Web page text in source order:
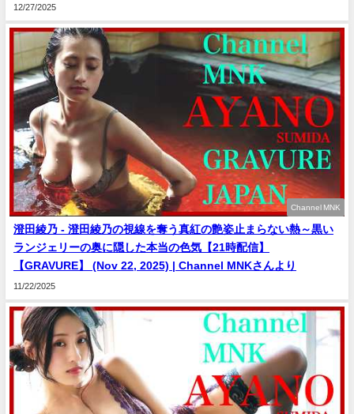
12/27/2025
Channel MNK
澄田綾乃 - 澄田綾乃の視線を奪う真紅の艶姿止まらない熱～黒い
ランジェリーの奥に隠した本当の色気【21時配信】
【GRAVURE】 (Nov 22, 2025) | Channel MNKさんより
11/22/2025